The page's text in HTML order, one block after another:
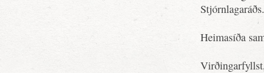
Stjórnlagaráðs.
Heimasíða